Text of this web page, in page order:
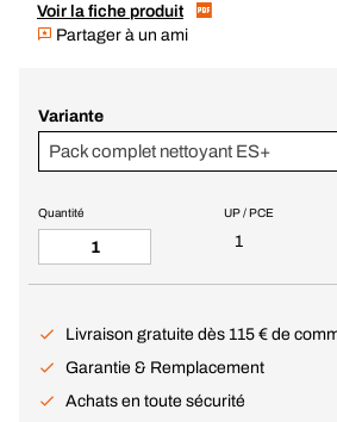
Voir la fiche produit
Partager à un ami
Variante
Pack complet nettoyant ES+
UP / PCE
1
Quantité
Livraison gratuite dès 115 € de
Garantie & Remplacement
Achats en toute sécurité